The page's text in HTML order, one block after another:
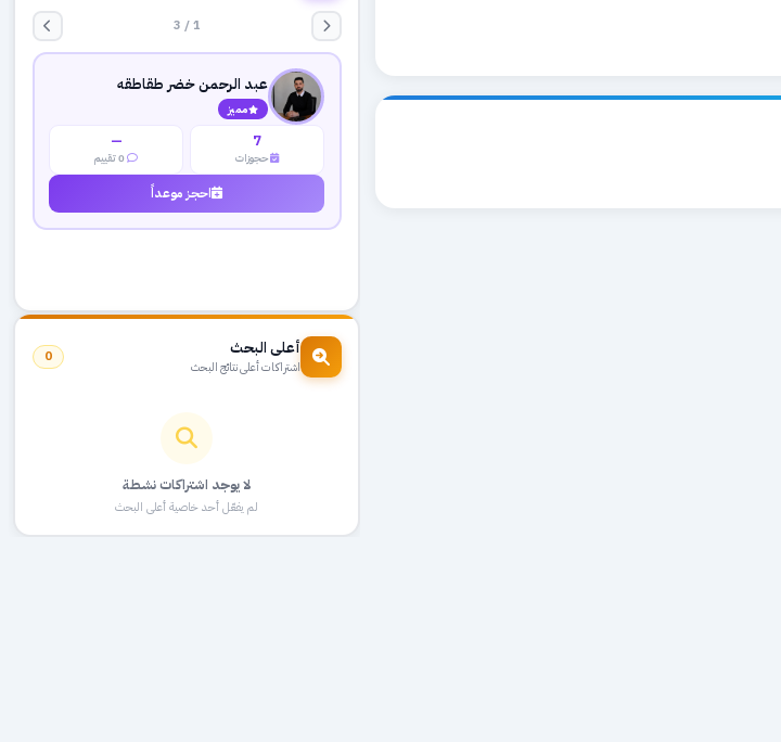
7
حجوزات
أعلى البحث 0
لا يوجد اشتراكات نشطة